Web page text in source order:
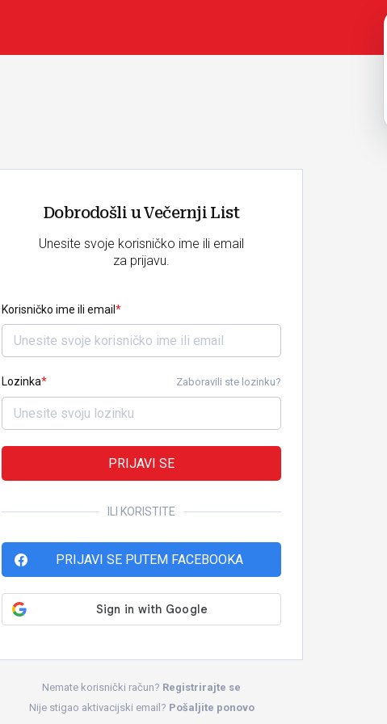
Dobrodošli u Večernji List
Unesite svoje korisničko ime ili email
za prijavu.
Korisničko ime ili email
Lozinka Zaboravili ste lozinku?
PRIJAVI SE
ILI KORISTITE
PRIJAVI SE PUTEM FACEBOOKA
Nemate korisnički račun? Registrirajte se
Nije stigao aktivacijski email? Pošaljite ponovo